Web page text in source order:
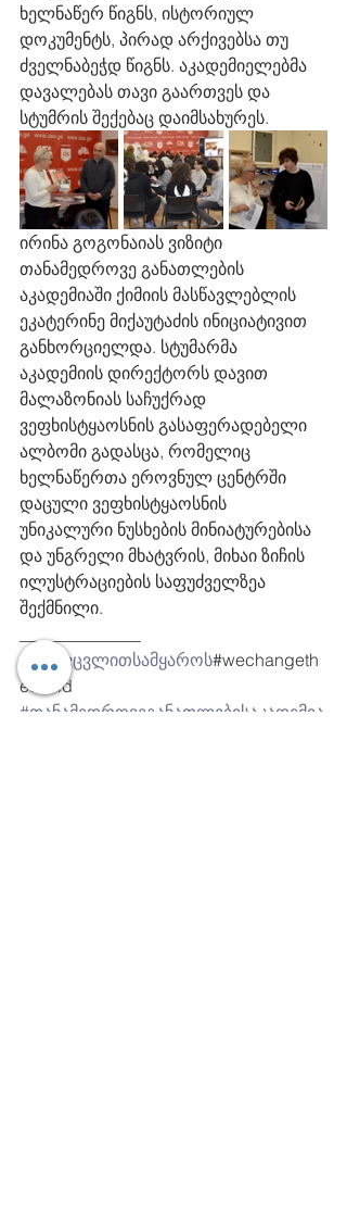
ხელნაწერ წიგნს, ისტორიულ
დოკუმენტს, პირად არქივებსა თუ
ძველნაბეჭდ წიგნს. აკადემიელებმა
დავალებას თავი გაართვეს და
სტუმრის შექებაც დაიმსახურეს.
ირინა გოგონაიას ვიზიტი
თანამედროვე განათლების
აკადემიაში ქიმიის მასწავლებლის
ეკატერინე მიქაუტაძის ინიციატივით
განხორციელდა. სტუმარმა
აკადემიის დირექტორს დავით
მალაზონიას საჩუქრად
ვეფხისტყაოსნის გასაფერადებელი
ალბომი გადასცა, რომელიც
ხელნაწერთა ეროვნულ ცენტრში
დაცული ვეფხისტყაოსნის
უნიკალური ნუსხების მინიატურებისა
და უნგრელი მხატვრის, მიხაი ზიჩის
ილუსტრაციების საფუძველზეა
შექმნილი.
______________
#ჩვენვცვლითსამყაროს#wechangeth
eworld
#თანამედროვეგანათლებისაკადემია